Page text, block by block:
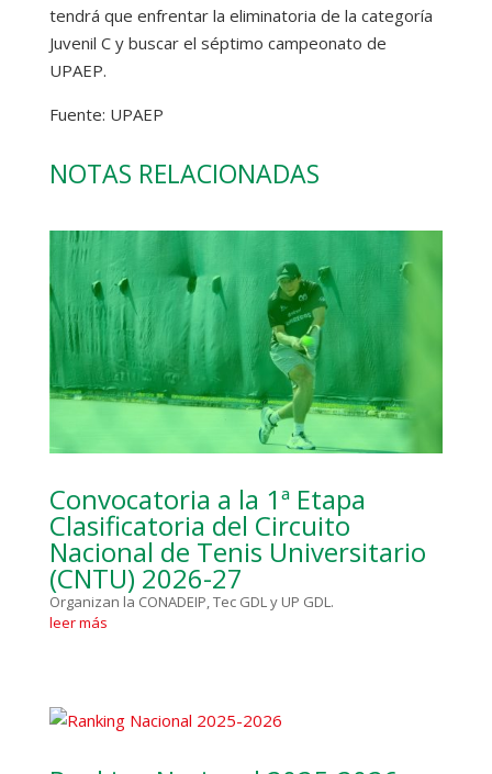
tendrá que enfrentar la eliminatoria de la categoría
Juvenil C y buscar el séptimo campeonato de
UPAEP.
Fuente: UPAEP
NOTAS RELACIONADAS
Convocatoria a la 1ª Etapa
Clasificatoria del Circuito
Nacional de Tenis Universitario
(CNTU) 2026-27
Organizan la CONADEIP, Tec GDL y UP GDL.
leer más